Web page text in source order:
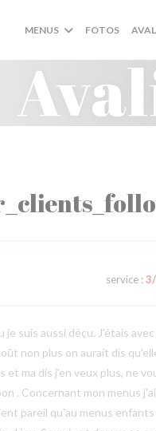
MENUS FOTOS
service: 3
suis aussi déçu. J'étais
non plus on aurait dis
ma dis j'en veux plus, ne
. Concernant mon menus
pareil qu'au menus